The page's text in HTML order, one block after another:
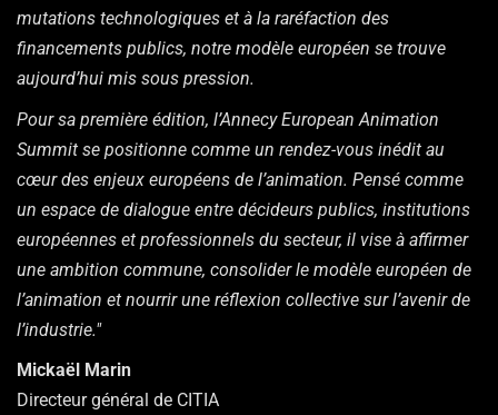
mutations technologiques et à la raréfaction des
financements publics, notre modèle européen se trouve
aujourd’hui mis sous pression.
Pour sa première édition, l’Annecy European Animation
Summit se positionne comme un rendez-vous inédit au
cœur des enjeux européens de l’animation. Pensé comme
un espace de dialogue entre décideurs publics, institutions
européennes et professionnels du secteur, il vise à affirmer
une ambition commune, consolider le modèle européen de
l’animation et nourrir une réflexion collective sur l’avenir de
l’industrie."
Mickaël Marin
Directeur général de CITIA